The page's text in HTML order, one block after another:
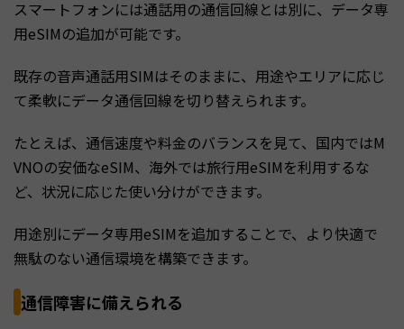
スマートフォンには通話用の通信回線とは別に、データ専
用eSIMの追加が可能です。
既存の音声通話用SIMはそのままに、用途やエリアに応じ
て柔軟にデータ通信回線を切り替えられます。
たとえば、通信速度や料金のバランスを見て、国内ではM
VNOの安価なeSIM、海外では旅行用eSIMを利用するな
ど、状況に応じた使い分けができます。
用途別にデータ専用eSIMを追加することで、より快適で
無駄のない通信環境を構築できます。
通信障害に備えられる